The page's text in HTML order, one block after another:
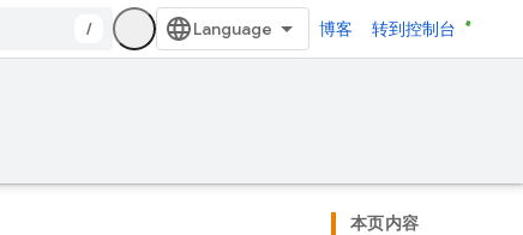
/ 博客 转到控制台
本页内容